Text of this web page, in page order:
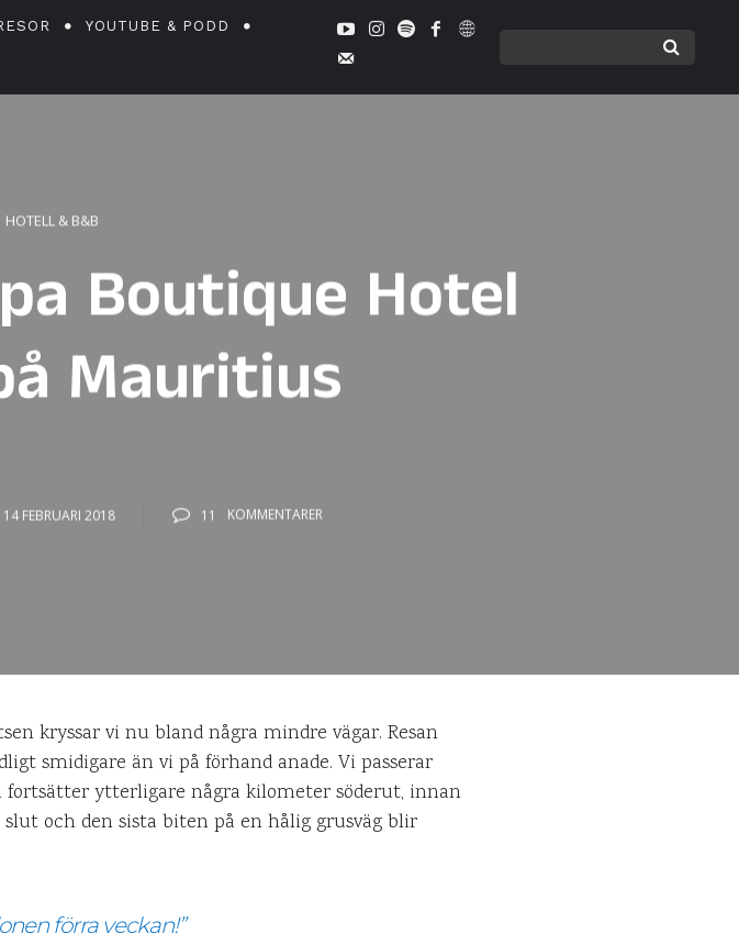
YOUTUBE & PODD
HOTELL & B&B
Boutique Hotel
Mauritius
14 FEBRUARI 2018 11 KOMMENTARER
kryssar vi nu bland några mindre vägar. Resan
smidigare än vi på förhand anade. Vi passerar
ytterligare några kilometer söderut, innan
och den sista biten på en hålig grusväg blir
förra veckan!”